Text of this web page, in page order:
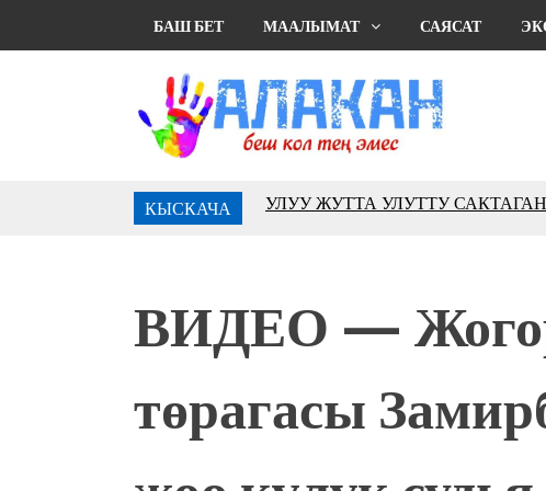
БАШ БЕТ МААЛЫМАТ САЯСАТ
КЫСКАЧА
10 000 гостей насладились
жоопкерчилик!"
Садыр ЖАПАРОВ: “Айтматовдой
үчүн, улуу көч уланышы үчүн журнал
“Китепкана түнγ-2026”: Психолог
менен жолугушууга келиңиз!
Латын арибиндеги “Чабуул”... “Ала-
тарыхы жана редакторлору... (Тизме.
ВИДЕО —
төрагасы